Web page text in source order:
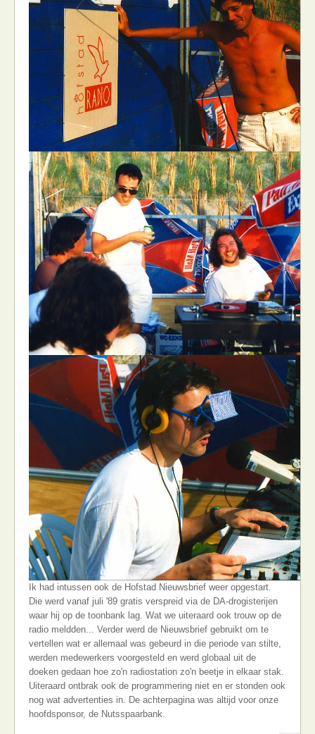
Ik had intussen ook de Hofstad Nieuwsbrief weer opgestart.
Die werd vanaf juli '89 gratis verspreid via de DA-drogisterijen
waar hij op de toonbank lag. Wat we uiteraard ook trouw op de
radio meldden... Verder werd de Nieuwsbrief gebruikt om te
vertellen wat er allemaal was gebeurd in die periode van stilte,
werden medewerkers voorgesteld en werd globaal uit de
doeken gedaan hoe zo'n radiostation zo'n beetje in elkaar stak.
Uiteraard ontbrak ook de programmering niet en er stonden ook
nog wat advertenties in. De achterpagina was altijd voor onze
hoofdsponsor, de Nutsspaarbank.